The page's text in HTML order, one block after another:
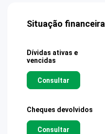
Situação financeira
Dívidas ativas e
vencidas
Consultar
Cheques devolvidos
Consultar